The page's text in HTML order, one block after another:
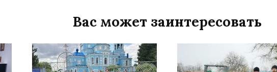
Вас может заинтересовать